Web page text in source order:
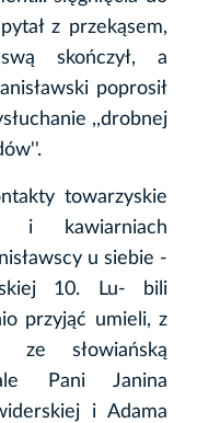
z przekąsem,
skończył, a
poprosił
,,drobnej
towarzyskie
i kawiarniach
u siebie -
10. Lu- bili
przyjąć umieli, z
ze słowiańską
Pani Janina
i Adama